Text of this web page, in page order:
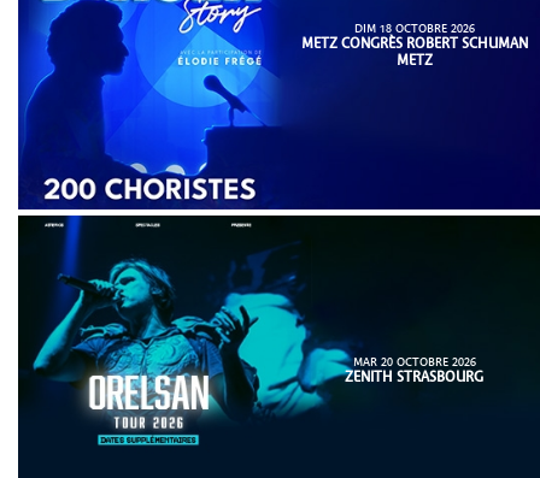
DIM 18 OCTOBRE 2026
METZ CONGRÈS ROBERT SCHUMAN
METZ
MAR 20 OCTOBRE 2026
ZENITH STRASBOURG